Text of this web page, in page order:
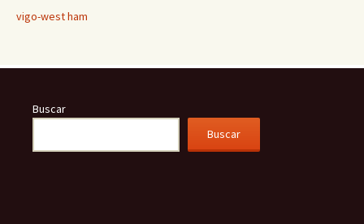
vigo-west ham
Buscar
Buscar